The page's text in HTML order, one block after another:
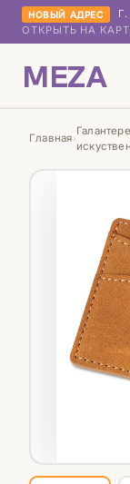
НОВЫЙ АДРЕС
ОТКРЫТЬ НА
MEZA
Главная›